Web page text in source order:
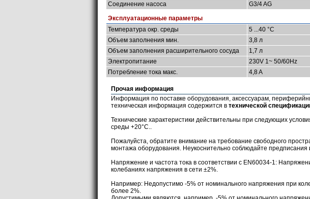
Соединение насоса
G3/4 AG
Эксплуатационные параметры
Температура окр. среды
5 ...40 °C
Объем заполнения мин.
3,8 л
Объем заполнения расширительного сосуда
1,7 л
Электропитание
230V 1~ 50/60Hz
Потребление тока макс.
4,8 A
Прочая информация
Информация по поставке оборудования, аксессуарам,
техническая информация содержится в технической
Технические характеристики действительны при следующих
среды +20°С..
Пожалуйста, обратите внимание на требование свободного
монтажа оборудования. Неукоснительно соблюдайте предписания
Напряжение и частота тока в соответствии с EN60034-1:
колебаниях напряжения в сети ±2%.
Например: Недопустимо -5% от номинального напряжения при
более 2%.